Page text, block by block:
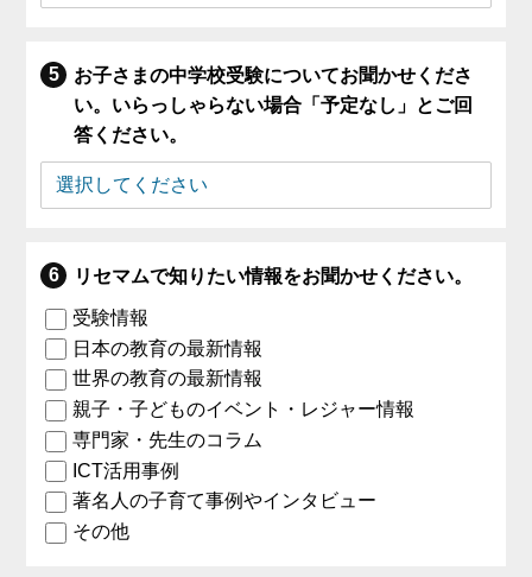
お子さまの中学校受験についてお聞かせくださ
い。いらっしゃらない場合「予定なし」とご回
答ください。
リセマムで知りたい情報をお聞かせください。
受験情報
日本の教育の最新情報
世界の教育の最新情報
親子・子どものイベント・レジャー情報
専門家・先生のコラム
ICT活用事例
著名人の子育て事例やインタビュー
その他